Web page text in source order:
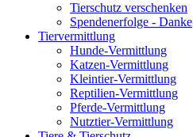
Tierschutz verschenken
Spendenerfolge - Danke
Tiervermittlung
Hunde-Vermittlung
Katzen-Vermittlung
Kleintier-Vermittlung
Reptilien-Vermittlung
Pferde-Vermittlung
Nutztier-Vermittlung